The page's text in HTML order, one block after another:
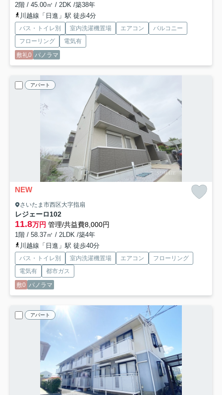
2階 / 45.00㎡ / 2DK /築38年
川越線「日進」駅 徒歩4分
バス・トイレ別 室内洗濯機置場 エアコン
バルコニー
フローリング
電気有
敷礼0 パノラマ
アパート
NEW
さいたま市西区大字指扇
レジェーロ102
11.8万円 管理/共益費8,000円
1階 / 58.37㎡ / 2LDK /築4年
川越線「日進」駅 徒歩40分
バス・トイレ別 室内洗濯機置場 エアコン
フローリング
電気有
都市ガス
敷0 パノラマ
アパート